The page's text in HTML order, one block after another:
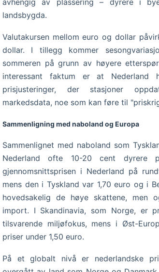
landsbygda.
Valutakursen mellom euro og dollar
dollar. I tillegg kommer
sommeren på grunn av høyere
interessant faktum er at
prisjusteringer, der stasjoner
markedsdata, noe som kan føre til
Sammenligning med naboland og Europa
Sammenlignet med naboland som
Nederland ofte 10-20 cent dyrere
gjennomsnittsprisen i Nederland på
mens den i Tyskland var 1,70 euro og i
hovedsakelig de høye skattene, men
import. I Skandinavia, som Norge, er
tilsvarende miljøfokus, mens i Øst-
priser under 1,50 euro.
På et globalt nivå er nederlandske